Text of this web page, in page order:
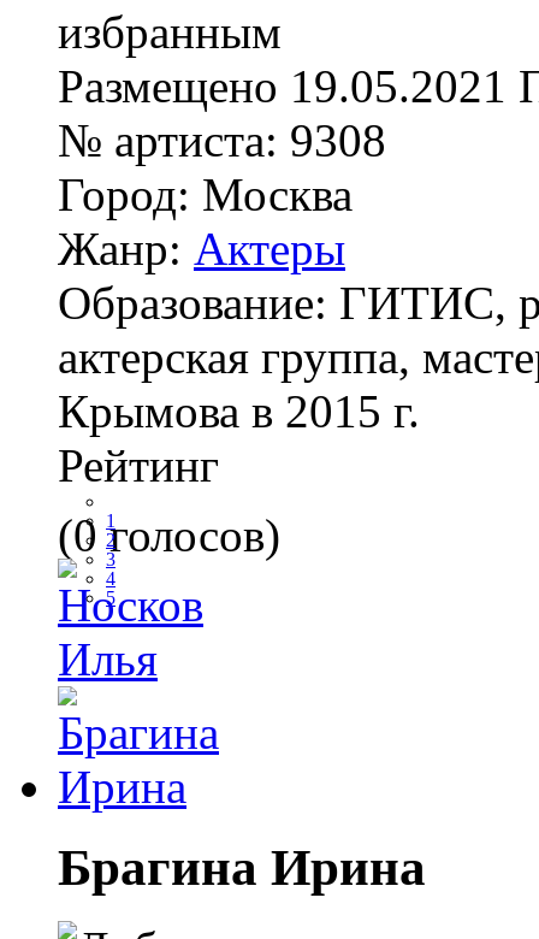
Размещено 19.05.2021
№ артиста: 9308
Город: Москва
Жанр: Актеры
Образование: ГИТИС,
актерская группа,
Крымова в 2015 г.
Рейтинг
1
2
3
4
5
(0 голосов)
Брагина Ирина